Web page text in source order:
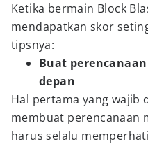
Ketika bermain Block
mendapatkan skor
tipsnya:
Buat
depan
Hal pertama yang wajib
membuat perencanaan
harus selalu